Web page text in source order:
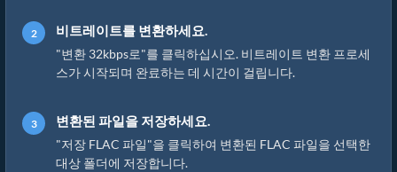
비트레이트를 변환하세요.
"변환 32kbps로"를 클릭하십시오. 비트레이트 변환 프로세
스가 시작되며 완료하는 데 시간이 걸립니다.
변환된 파일을 저장하세요.
"저장 FLAC 파일"을 클릭하여 변환된 FLAC 파일을 선택한
대상 폴더에 저장합니다.